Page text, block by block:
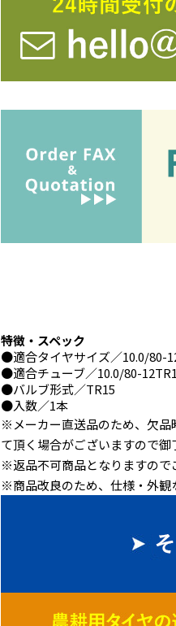
特徴・スペック
●適合タイヤサイズ／10.0/80-
●適合チューブ／10.0/80-
●バルブ形式／TR15
●入数／1本
※メーカー直送品のため、欠品
て頂く場合がございますので御
※返品不可商品となりますので
※商品改良のため、仕様・外観